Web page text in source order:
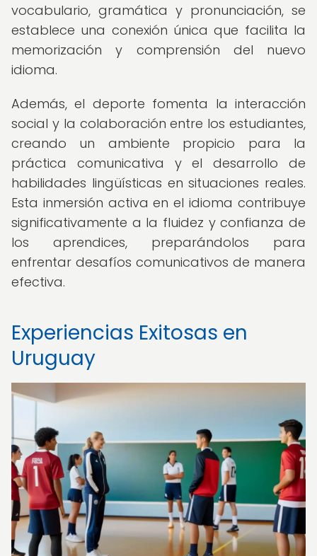
vocabulario, gramática y pronunciación, se
establece una conexión única que facilita la
memorización y comprensión del nuevo
idioma.
Además, el deporte fomenta la interacción
social y la colaboración entre los estudiantes,
creando un ambiente propicio para la
práctica comunicativa y el desarrollo de
habilidades lingüísticas en situaciones reales.
Esta inmersión activa en el idioma contribuye
significativamente a la fluidez y confianza de
los aprendices, preparándolos para
enfrentar desafíos comunicativos de manera
efectiva.
Experiencias Exitosas en
Uruguay